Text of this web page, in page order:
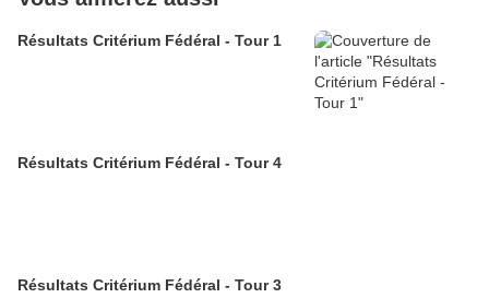
Résultats Critérium Fédéral - Tour 1
Résultats Critérium Fédéral - Tour 4
Résultats Critérium Fédéral - Tour 3